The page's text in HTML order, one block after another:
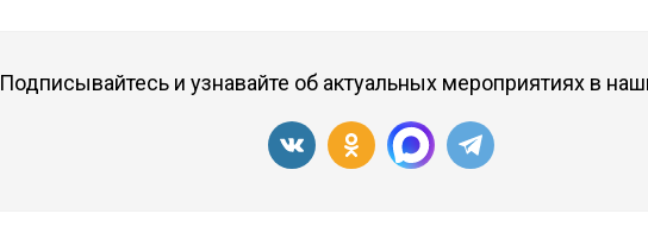
Подписывайтесь и узнавайте об актуальных мероприятиях в